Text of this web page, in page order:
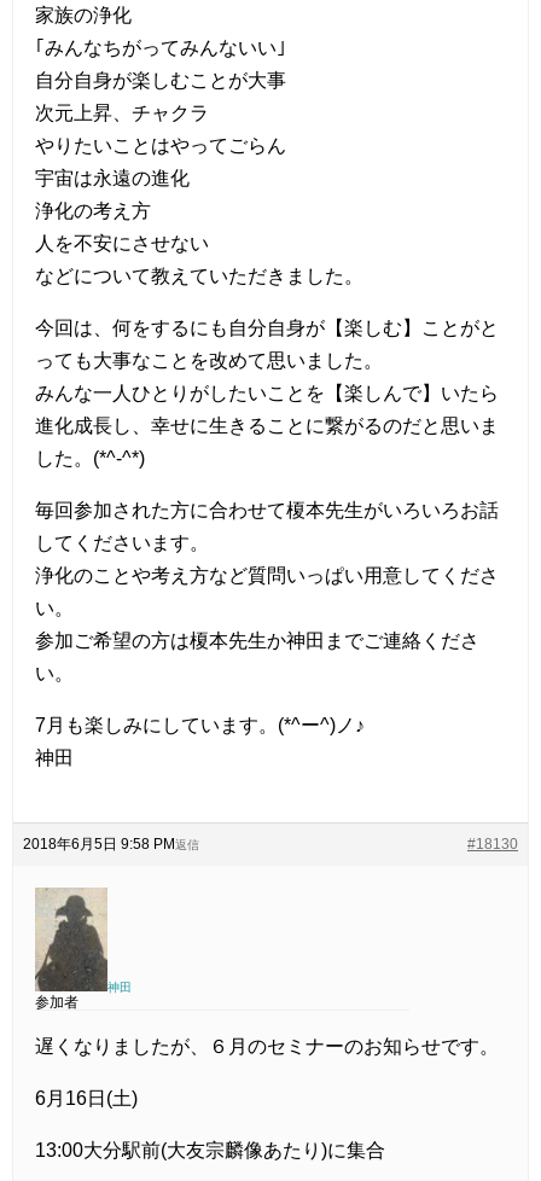
家族の浄化
｢みんなちがってみんないい｣
自分自身が楽しむことが大事
次元上昇、チャクラ
やりたいことはやってごらん
宇宙は永遠の進化
浄化の考え方
人を不安にさせない
などについて教えていただきました。
今回は、何をするにも自分自身が【楽しむ】ことがと
っても大事なことを改めて思いました。
みんな一人ひとりがしたいことを【楽しんで】いたら
進化成長し、幸せに生きることに繋がるのだと思いま
した。(*^-^*)
毎回参加された方に合わせて榎本先生がいろいろお話
してくださいます。
浄化のことや考え方など質問いっぱい用意してくださ
い。
参加ご希望の方は榎本先生か神田までご連絡くださ
い。
7月も楽しみにしています。(*^ー^)ノ♪
神田
2018年6月5日 9:58 PM #18130
返信
神田
参加者
遅くなりましたが、６月のセミナーのお知らせです。
6月16日(土)
13:00大分駅前(大友宗麟像あたり)に集合